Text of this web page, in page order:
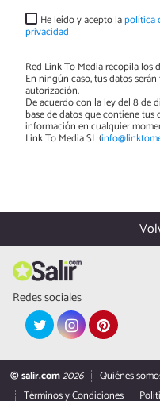
He leído y acepto lapolítica
privacidad
Red Link To Media recopila los
En ningún caso, tus datos
autorización.
De acuerdo con la ley del 8 de
base de datos que contiene
información en cualquier
Link To Media SL (
Redes sociales
© salir.com2026 Quiénes
Términos y Condiciones